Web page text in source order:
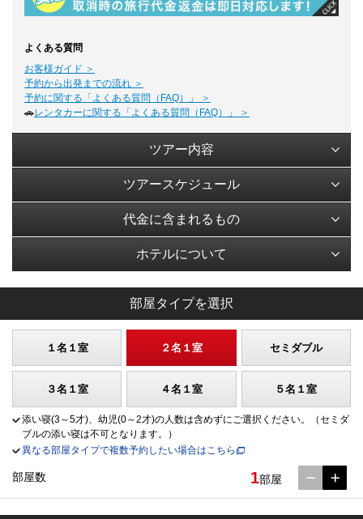
よくある質問
お客様ガイド ＞
予約から出発までの流れ ＞
予約に関する「よくある質問（FAQ）」 ＞
🚗レンタカーに関する「よくある質問（FAQ）」 ＞
ツアー内容
ツアースケジュール
代金に含まれるもの
ホテルについて
部屋タイプを選択
１名１室 ２名１室 セミダブル
３名１室 ４名１室 ５名１室
添い寝(3～5才)、幼児(0～2才)の人数は含めずにご選択ください。（セミダ
ブルの添い寝は不可となります。）
異なる部屋タイプで複数予約したい場合はこちら
部屋数 1部屋